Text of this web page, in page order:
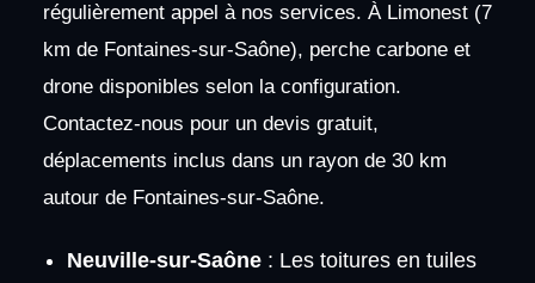
régulièrement appel à nos services. À Limonest (7
km de Fontaines-sur-Saône), perche carbone et
drone disponibles selon la configuration.
Contactez-nous pour un devis gratuit,
déplacements inclus dans un rayon de 30 km
autour de Fontaines-sur-Saône.
Neuville-sur-Saône: Les toitures en tuiles